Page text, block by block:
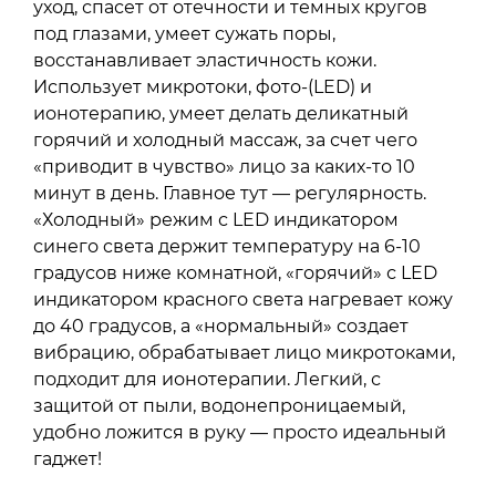
уход, спасет от отечности и темных кругов
под глазами, умеет сужать поры,
восстанавливает эластичность кожи.
Использует микротоки, фото-(LED) и
ионотерапию, умеет делать деликатный
горячий и холодный массаж, за счет чего
«приводит в чувство» лицо за каких-то 10
минут в день. Главное тут — регулярность.
«Холодный» режим с LED индикатором
синего cвета держит температуру на 6-10
градусов ниже комнатной, «горячий» с LED
индикатором красного cвета нагревает кожу
до 40 градусов, а «нормальный» создает
вибрацию, обрабатывает лицо микротоками,
подходит для ионотерапии. Легкий, с
защитой от пыли, водонепроницаемый,
удобно ложится в руку — просто идеальный
гаджет!